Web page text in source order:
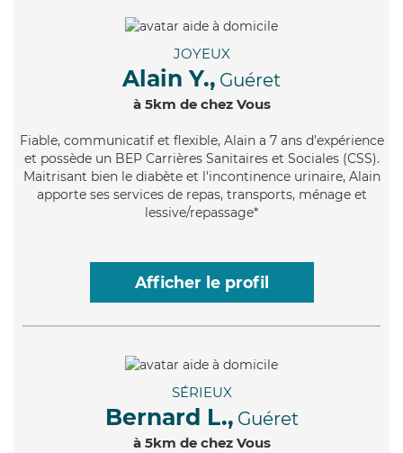
JOYEUX
Alain Y., Guéret
à 5km de chez Vous
Fiable, communicatif et flexible, Alain a 7 ans d'expérience
et possède un BEP Carrières Sanitaires et Sociales (CSS).
Maitrisant bien le diabète et l'incontinence urinaire, Alain
apporte ses services de repas, transports, ménage et
lessive/repassage*
Afficher le profil
SÉRIEUX
Bernard L., Guéret
à 5km de chez Vous